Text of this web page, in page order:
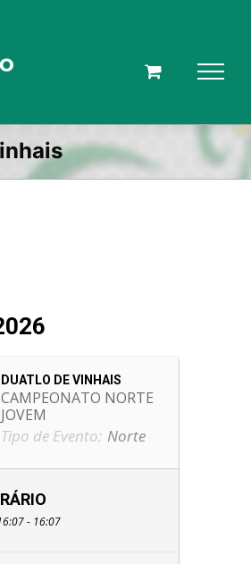
DUATLO DE VINHAIS
CAMPEONATO NORTE
JOVEM
Tipo de Evento: Norte
- 16:07